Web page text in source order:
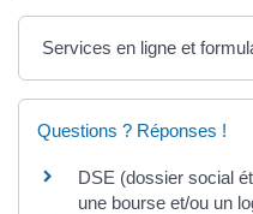
Services en ligne et
Questions ? Réponses !
DSE (dossier social
une bourse et/ou un